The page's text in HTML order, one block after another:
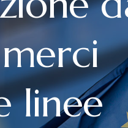
linee